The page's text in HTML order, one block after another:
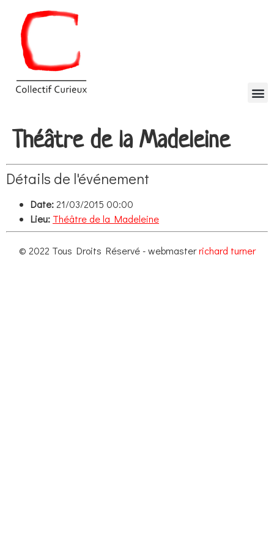
Théâtre de la Madeleine
Détails de l'événement
Date:21/03/2015 00:00
Lieu: Théâtre de la Madeleine
© 2022 Tous Droits Réservé - webmasterrichard turner